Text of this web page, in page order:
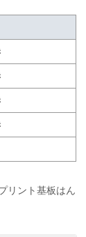
リント基板はん